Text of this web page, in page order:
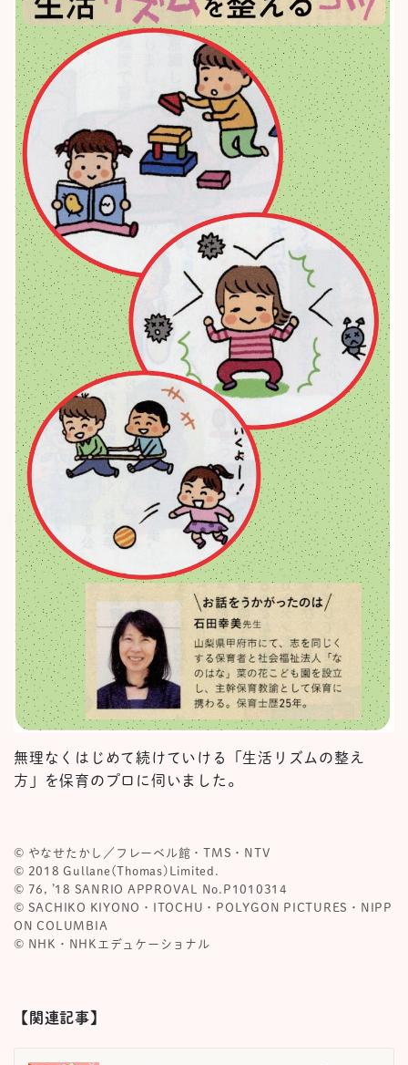
無理なくはじめて続けていける「生活リズムの整え
方」を保育のプロに伺いました。
© やなせたかし／フレーベル館・TMS・NTV
© 2018 Gullane(Thomas)Limited.
© 76, ’18 SANRIO APPROVAL No.P1010314
© SACHIKO KIYONO・ITOCHU・POLYGON PICTURES・NIPP
ON COLUMBIA
© NHK・NHKエデュケーショナル
【関連記事】